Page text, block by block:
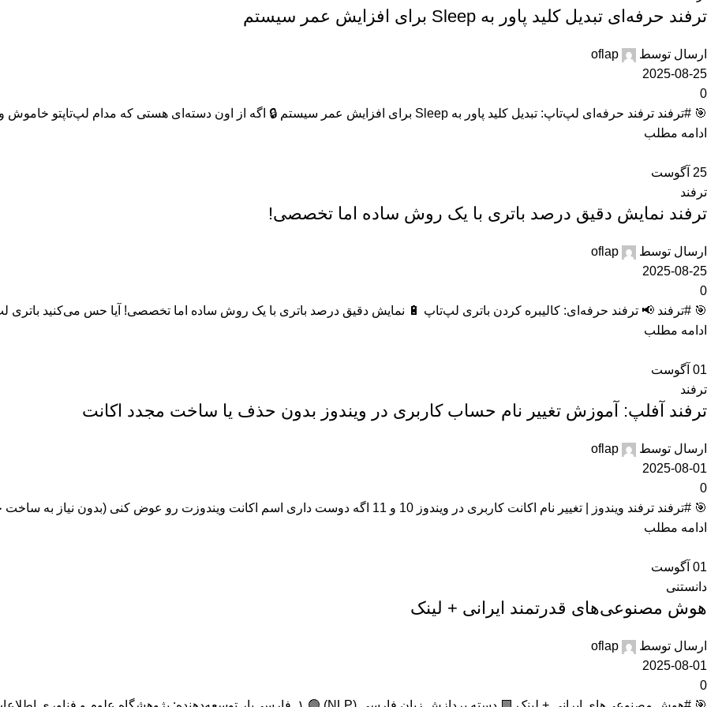
ترفند حرفه‌ای تبدیل کلید پاور به Sleep برای افزایش عمر سیستم
ارسال توسط
oflap
2025-08-25
0
🎯 #ترفند ترفند حرفه‌ای لپ‌تاپ: تبدیل کلید پاور به Sleep برای افزایش عمر سیستم 🔒 اگه از اون دسته‌ای هستی که مدام لپ‌تاپتو خاموش و ...
ادامه مطلب
25 آگوست
ترفند
ترفند نمایش دقیق درصد باتری با یک روش ساده اما تخصصی!
ارسال توسط
oflap
2025-08-25
0
🎯 #ترفند 📢 ترفند حرفه‌ای: کالیبره کردن باتری لپ‌تاپ 🔋 نمایش دقیق درصد باتری با یک روش ساده اما تخصصی! آیا حس می‌کنید باتری
ادامه مطلب
01 آگوست
ترفند
ترفند آفلپ: آموزش تغییر نام حساب کاربری در ویندوز بدون حذف یا ساخت مجدد اکانت
ارسال توسط
oflap
2025-08-01
0
🎯 #ترفند ترفند ویندوز | تغییر نام اکانت کاربری در ویندوز 10 و 11 اگه دوست داری اسم اکانت ویندوزت رو عوض کنی (بدون نیاز به ساخت حس...
ادامه مطلب
01 آگوست
دانستنی
هوش مصنوعی‌های قدرتمند ایرانی + لینک
ارسال توسط
oflap
2025-08-01
0